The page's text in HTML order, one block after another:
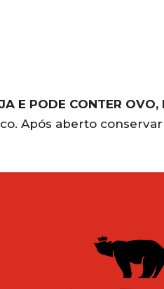
E PODE CONTER
Após aberto